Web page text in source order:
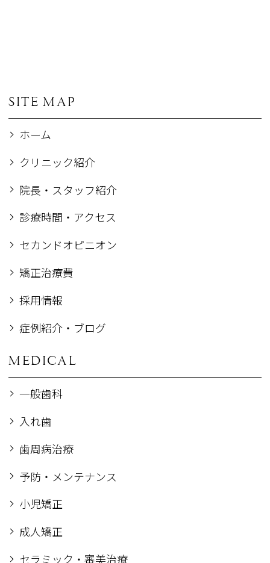
SITE MAP
ホーム
クリニック紹介
院長・スタッフ紹介
診療時間・アクセス
セカンドオピニオン
矯正治療費
採用情報
症例紹介・ブログ
MEDICAL
一般歯科
入れ歯
歯周病治療
予防・メンテナンス
小児矯正
成人矯正
セラミック・審美治療